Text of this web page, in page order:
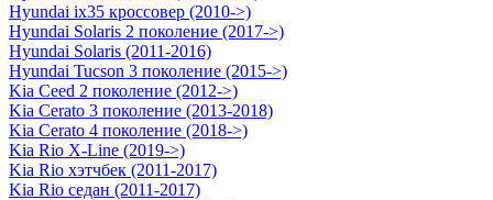
Hyundai ix35 кроссовер (2010->)
Hyundai Solaris 2 поколение (2017->)
Hyundai Solaris (2011-2016)
Hyundai Tucson 3 поколение (2015->)
Kia Ceed 2 поколение (2012->)
Kia Cerato 3 поколение (2013-2018)
Kia Cerato 4 поколение (2018->)
Kia Rio X-Line (2019->)
Kia Rio хэтчбек (2011-2017)
Kia Rio седан (2011-2017)